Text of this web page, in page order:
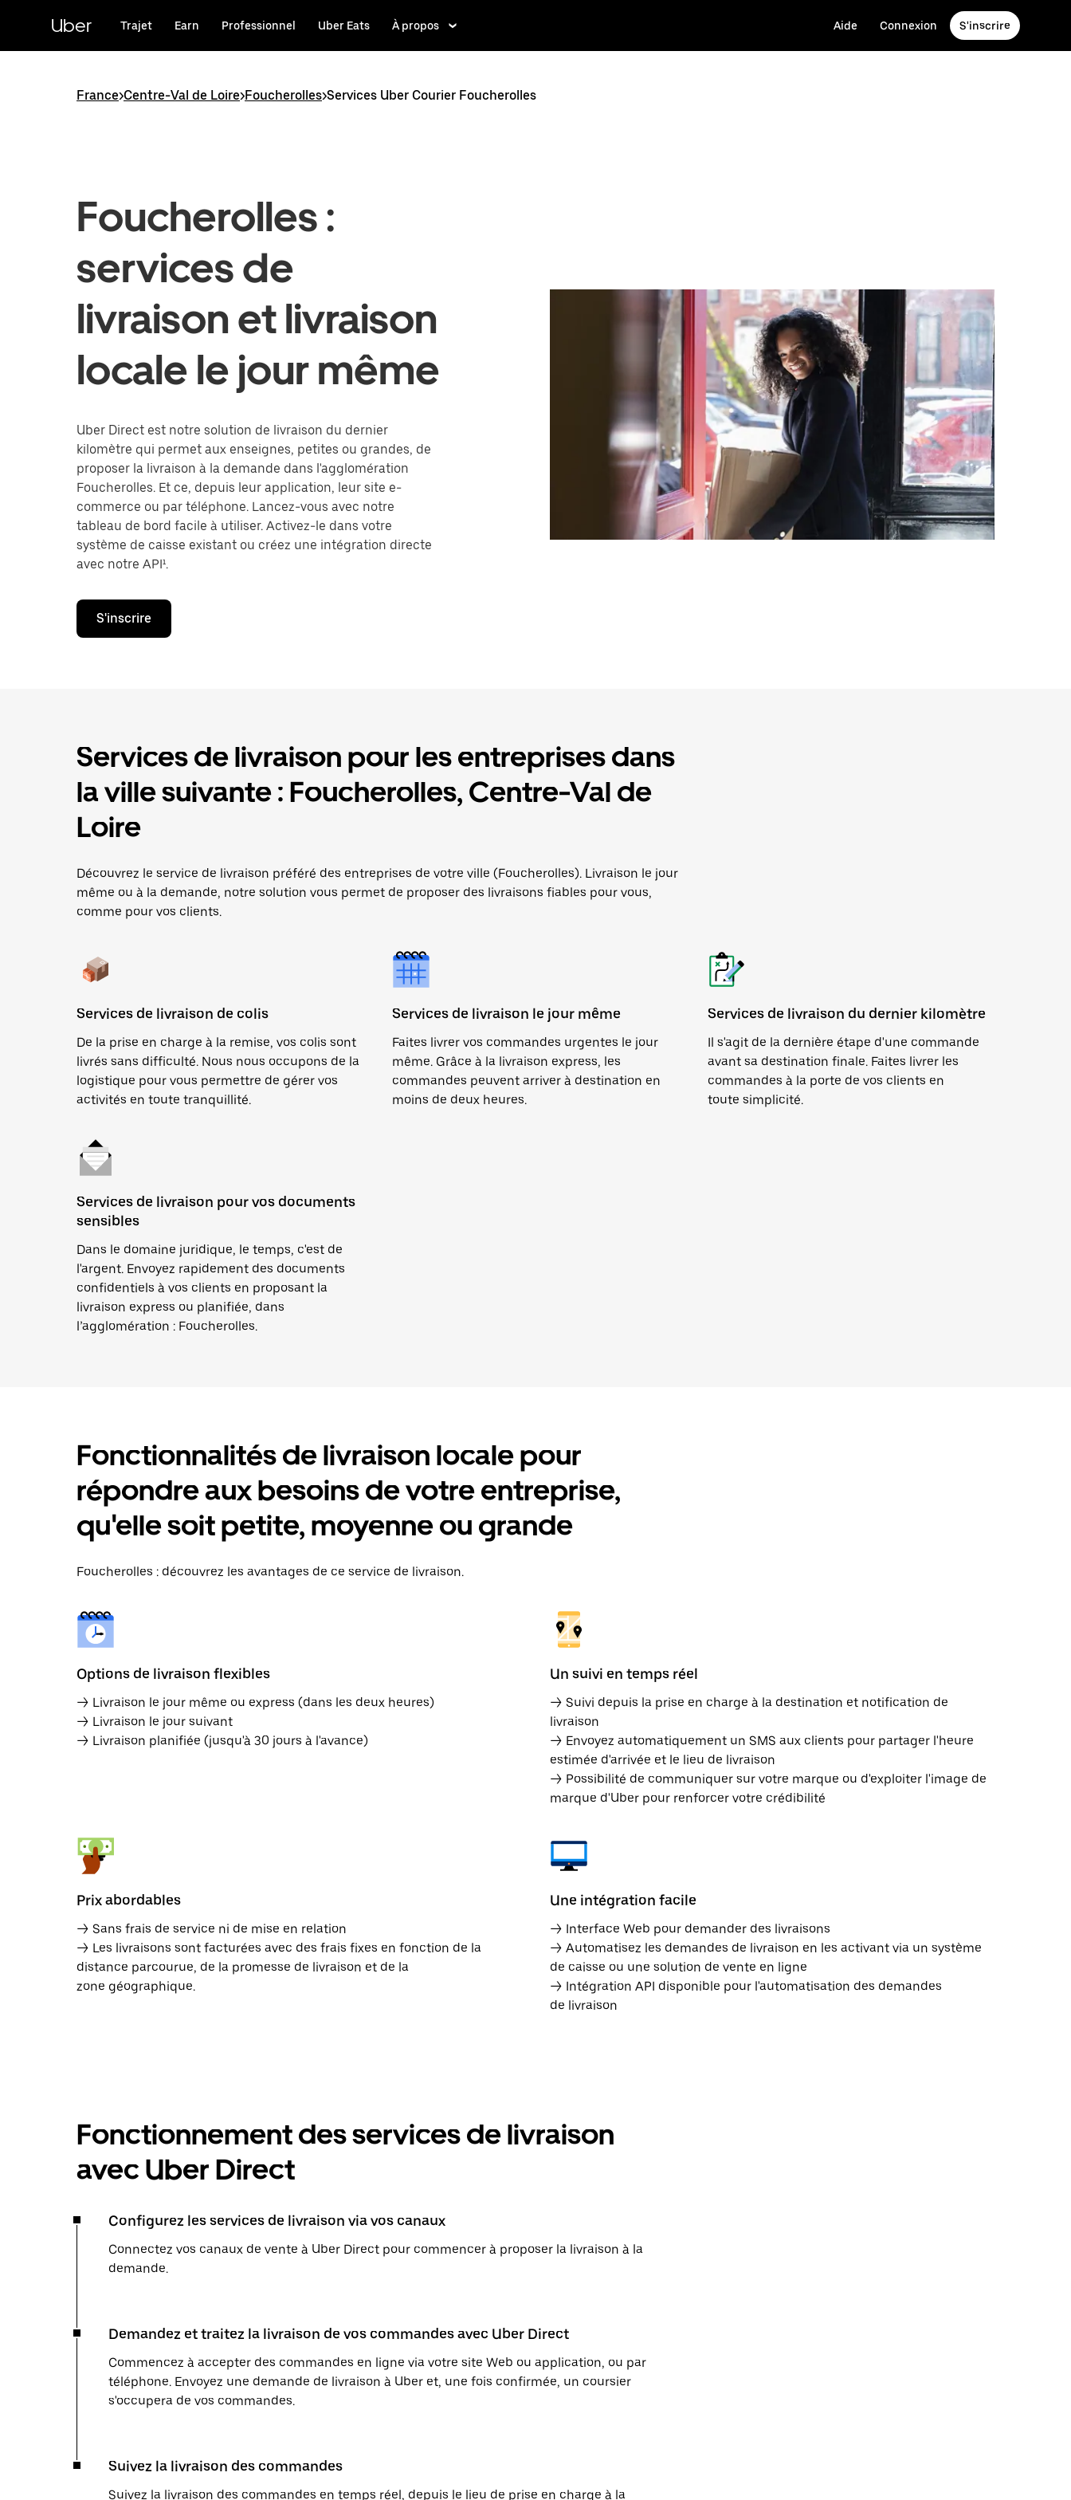
principal
Uber Trajet Earn Professionnel Uber Eats À propos Aide Connexion S'inscrire
France>Centre-Val de Loire>Foucherolles>Services Uber Courier Foucherolles
Foucherolles :
services de
livraison et livraison
locale le jour même
Uber Direct est notre solution de livraison du dernier
kilomètre qui permet aux enseignes, petites ou grandes, de
proposer la livraison à la demande dans l'agglomération
Foucherolles. Et ce, depuis leur application, leur site e-
commerce ou par téléphone. Lancez-vous avec notre
tableau de bord facile à utiliser. Activez-le dans votre
système de caisse existant ou créez une intégration directe
avec notre API¹.
S'inscrire
Services de livraison pour les entreprises dans
la ville suivante : Foucherolles, Centre-Val de
Loire
Découvrez le service de livraison préféré des entreprises de votre ville (Foucherolles). Livraison le jour
même ou à la demande, notre solution vous permet de proposer des livraisons fiables pour vous,
comme pour vos clients.
Services de livraison de colis
De la prise en charge à la remise, vos colis sont
livrés sans difficulté. Nous nous occupons de la
logistique pour vous permettre de gérer vos
activités en toute tranquillité.
Services de livraison le jour même
Faites livrer vos commandes urgentes le jour
même. Grâce à la livraison express, les
commandes peuvent arriver à destination en
moins de deux heures.
Services de livraison du dernier kilomètre
Il s'agit de la dernière étape d'une commande
avant sa destination finale. Faites livrer les
commandes à la porte de vos clients en
toute simplicité.
Services de livraison pour vos documents
sensibles
Dans le domaine juridique, le temps, c'est de
l'argent. Envoyez rapidement des documents
confidentiels à vos clients en proposant la
livraison express ou planifiée, dans
l’agglomération : Foucherolles.
Fonctionnalités de livraison locale pour
répondre aux besoins de votre entreprise,
qu'elle soit petite, moyenne ou grande
Foucherolles : découvrez les avantages de ce service de livraison.
Options de livraison flexibles
→ Livraison le jour même ou express (dans les deux heures)
→ Livraison le jour suivant
→ Livraison planifiée (jusqu'à 30 jours à l'avance)
Un suivi en temps réel
→ Suivi depuis la prise en charge à la destination et notification de
livraison
→ Envoyez automatiquement un SMS aux clients pour partager l'heure
estimée d'arrivée et le lieu de livraison
→ Possibilité de communiquer sur votre marque ou d'exploiter l'image de
marque d'Uber pour renforcer votre crédibilité
Prix abordables
→ Sans frais de service ni de mise en relation
→ Les livraisons sont facturées avec des frais fixes en fonction de la
distance parcourue, de la promesse de livraison et de la
zone géographique.
Une intégration facile
→ Interface Web pour demander des livraisons
→ Automatisez les demandes de livraison en les activant via un système
de caisse ou une solution de vente en ligne
→ Intégration API disponible pour l'automatisation des demandes
de livraison
Fonctionnement des services de livraison
avec Uber Direct
Configurez les services de livraison via vos canaux
Connectez vos canaux de vente à Uber Direct pour commencer à proposer la livraison à la
demande.
Demandez et traitez la livraison de vos commandes avec Uber Direct
Commencez à accepter des commandes en ligne via votre site Web ou application, ou par
téléphone. Envoyez une demande de livraison à Uber et, une fois confirmée, un coursier
s'occupera de vos commandes.
Suivez la livraison des commandes
Suivez la livraison des commandes en temps réel, depuis le lieu de prise en charge à la